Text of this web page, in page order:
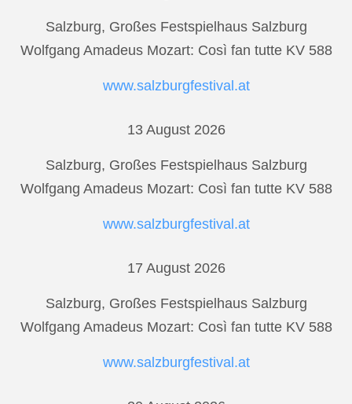
Salzburg, Großes Festspielhaus Salzburg
Wolfgang Amadeus Mozart: Così fan tutte KV 588
www.salzburgfestival.at
13 August 2026
Salzburg, Großes Festspielhaus Salzburg
Wolfgang Amadeus Mozart: Così fan tutte KV 588
www.salzburgfestival.at
17 August 2026
Salzburg, Großes Festspielhaus Salzburg
Wolfgang Amadeus Mozart: Così fan tutte KV 588
www.salzburgfestival.at